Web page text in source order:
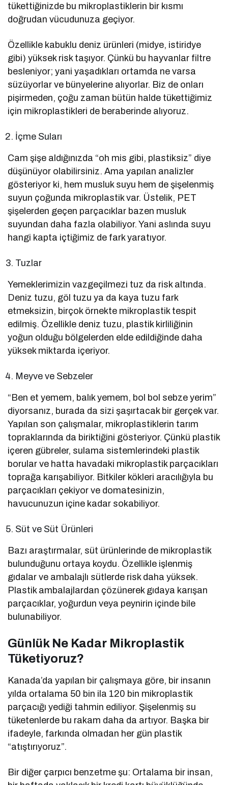
tükettiğinizde bu mikroplastiklerin bir kısmı
doğrudan vücudunuza geçiyor.
Özellikle kabuklu deniz ürünleri (midye, istiridye
gibi) yüksek risk taşıyor. Çünkü bu hayvanlar filtre
besleniyor; yani yaşadıkları ortamda ne varsa
süzüyorlar ve bünyelerine alıyorlar. Biz de onları
pişirmeden, çoğu zaman bütün halde tükettiğimiz
için mikroplastikleri de beraberinde alıyoruz.
İçme Suları
Cam şişe aldığınızda “oh mis gibi, plastiksiz” diye
düşünüyor olabilirsiniz. Ama yapılan analizler
gösteriyor ki, hem musluk suyu hem de şişelenmiş
suyun çoğunda mikroplastik var. Üstelik, PET
şişelerden geçen parçacıklar bazen musluk
suyundan daha fazla olabiliyor. Yani aslında suyu
hangi kapta içtiğimiz de fark yaratıyor.
Tuzlar
Yemeklerimizin vazgeçilmezi tuz da risk altında.
Deniz tuzu, göl tuzu ya da kaya tuzu fark
etmeksizin, birçok örnekte mikroplastik tespit
edilmiş. Özellikle deniz tuzu, plastik kirliliğinin
yoğun olduğu bölgelerden elde edildiğinde daha
yüksek miktarda içeriyor.
Meyve ve Sebzeler
“Ben et yemem, balık yemem, bol bol sebze yerim”
diyorsanız, burada da sizi şaşırtacak bir gerçek var.
Yapılan son çalışmalar, mikroplastiklerin tarım
topraklarında da biriktiğini gösteriyor. Çünkü plastik
içeren gübreler, sulama sistemlerindeki plastik
borular ve hatta havadaki mikroplastik parçacıkları
toprağa karışabiliyor. Bitkiler kökleri aracılığıyla bu
parçacıkları çekiyor ve domatesinizin,
havucunuzun içine kadar sokabiliyor.
Süt ve Süt Ürünleri
Bazı araştırmalar, süt ürünlerinde de mikroplastik
bulunduğunu ortaya koydu. Özellikle işlenmiş
gıdalar ve ambalajlı sütlerde risk daha yüksek.
Plastik ambalajlardan çözünerek gıdaya karışan
parçacıklar, yoğurdun veya peynirin içinde bile
bulunabiliyor.
Günlük Ne Kadar Mikroplastik
Tüketiyoruz?
Kanada’da yapılan bir çalışmaya göre, bir insanın
yılda ortalama 50 bin ila 120 bin mikroplastik
parçacığı yediği tahmin ediliyor. Şişelenmiş su
tüketenlerde bu rakam daha da artıyor. Başka bir
ifadeyle, farkında olmadan her gün plastik
“atıştırıyoruz”.
Bir diğer çarpıcı benzetme şu: Ortalama bir insan,